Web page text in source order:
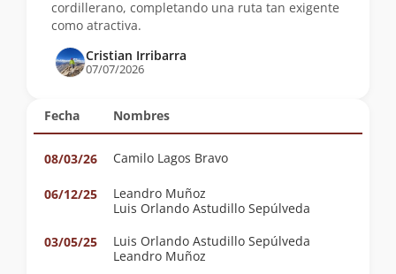
Fecha Nombres
08/03/26 Camilo Lagos Bravo
06/12/25
Leandro Muñoz
Luis Orlando Astudillo Sepúlveda
03/05/25
Luis Orlando Astudillo Sepúlveda
Leandro Muñoz
cordillerano, completando una ruta tan exigente
como atractiva.
Cristian Irribarra
07/07/2026